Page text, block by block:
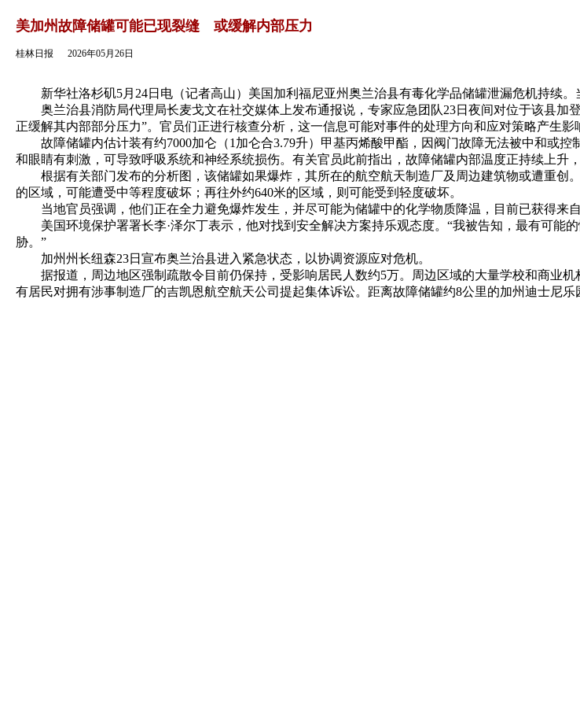
美加州故障储罐可能已现裂缝 或缓解内部压力
桂林日报 2026年05月26日
新华社洛杉矶5月24日电（记者高山）美国加利福尼亚州奥兰治县有毒化学品储罐泄漏危机持续。
奥兰治县消防局代理局长麦戈文在社交媒体上发布通报说，专家应急团队23日夜间对位于该县加
正缓解其内部部分压力”。官员们正进行核查分析，这一信息可能对事件的处理方向和应对策略产生影
故障储罐内估计装有约7000加仑（1加仑合3.79升）甲基丙烯酸甲酯，因阀门故障无法被中和或
和眼睛有刺激，可导致呼吸系统和神经系统损伤。有关官员此前指出，故障储罐内部温度正持续上升
根据有关部门发布的分析图，该储罐如果爆炸，其所在的航空航天制造厂及周边建筑物或遭重创
的区域，可能遭受中等程度破坏；再往外约640米的区域，则可能受到轻度破坏。
当地官员强调，他们正在全力避免爆炸发生，并尽可能为储罐中的化学物质降温，目前已获得来自
美国环境保护署署长李·泽尔丁表示，他对找到安全解决方案持乐观态度。“我被告知，最有可能
胁。”
加州州长纽森23日宣布奥兰治县进入紧急状态，以协调资源应对危机。
据报道，周边地区强制疏散令目前仍保持，受影响居民人数约5万。周边区域的大量学校和商业
有居民对拥有涉事制造厂的吉凯恩航空航天公司提起集体诉讼。距离故障储罐约8公里的加州迪士尼乐